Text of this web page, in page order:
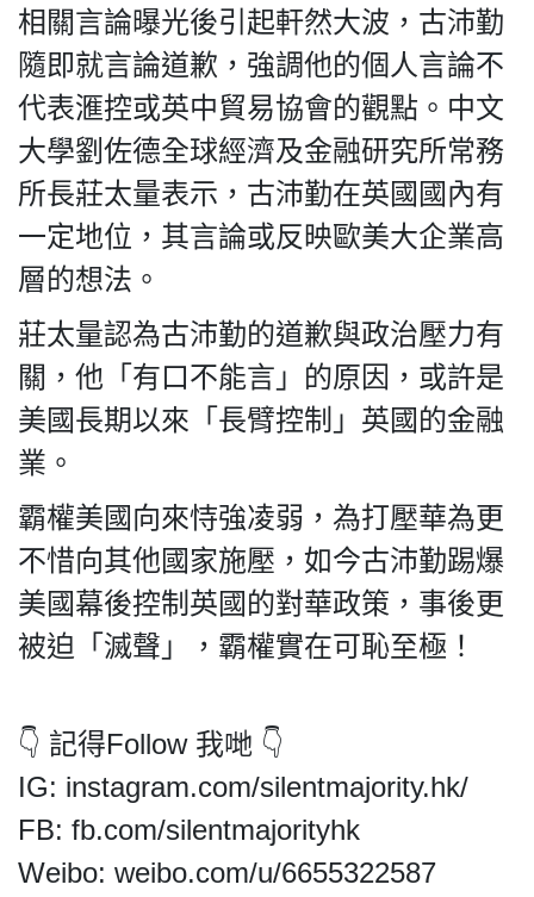
政
策
及
免
責
聲
明
2018
Silent
For
HK.
All
rights
reserved.
相關言論曝光後引起軒然大波，古沛勤
隨即就言論道歉，強調他的個人言論不
代表滙控或英中貿易協會的觀點。中文
大學劉佐德全球經濟及金融研究所常務
所長莊太量表示，古沛勤在英國國內有
一定地位，其言論或反映歐美大企業高
層的想法。
莊太量認為古沛勤的道歉與政治壓力有
關，他「有口不能言」的原因，或許是
美國長期以來「長臂控制」英國的金融
業。
霸權美國向來恃強凌弱，為打壓華為更
不惜向其他國家施壓，如今古沛勤踢爆
美國幕後控制英國的對華政策，事後更
被迫「滅聲」，霸權實在可恥至極！
👇 記得Follow 我哋 👇
IG: instagram.com/silentmajority.hk/
FB: fb.com/silentmajorityhk
Weibo: weibo.com/u/6655322587